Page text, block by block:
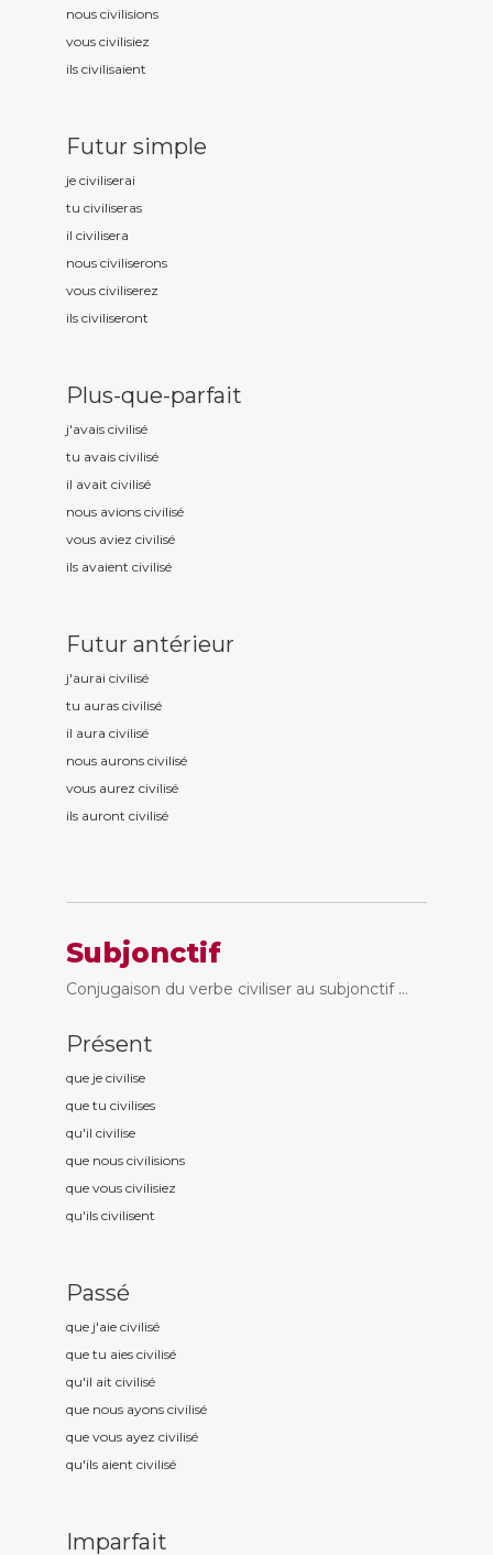
nous civilisions
vous civilisiez
ils civilisaient
Futur simple
je civiliserai
tu civiliseras
il civilisera
nous civiliserons
vous civiliserez
ils civiliseront
Plus-que-parfait
j'avais civilisé
tu avais civilisé
il avait civilisé
nous avions civilisé
vous aviez civilisé
ils avaient civilisé
Futur antérieur
j'aurai civilisé
tu auras civilisé
il aura civilisé
nous aurons civilisé
vous aurez civilisé
ils auront civilisé
Subjonctif
Conjugaison du verbe civiliser au subjonctif ...
Présent
que je civilise
que tu civilises
qu'il civilise
que nous civilisions
que vous civilisiez
qu'ils civilisent
Passé
que j'aie civilisé
que tu aies civilisé
qu'il ait civilisé
que nous ayons civilisé
que vous ayez civilisé
qu'ils aient civilisé
Imparfait